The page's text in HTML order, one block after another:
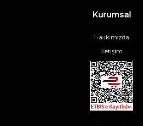
Kurumsal
Hakkımızda
İletişim